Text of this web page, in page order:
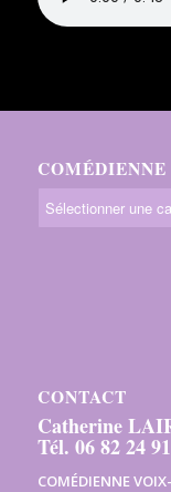
CONTACT
Catherine
Tél. 06 82 24
COMÉDIENNE